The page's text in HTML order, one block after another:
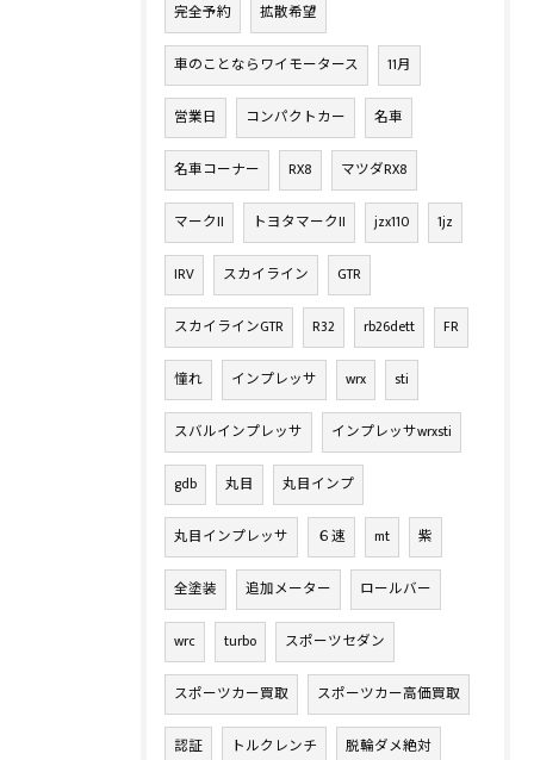
完全予約 拡散希望
車のことならワイモータース 11月
営業日 コンパクトカー 名車
名車コーナー RX8 マツダRX8
マークII トヨタマークII jzx110 1jz
IRV スカイライン GTR
スカイラインGTR R32 rb26dett FR
憧れ インプレッサ wrx sti
スバルインプレッサ インプレッサwrxsti
gdb 丸目 丸目インプ
丸目インプレッサ ６速 mt 紫
全塗装 追加メーター ロールバー
wrc turbo スポーツセダン
スポーツカー買取 スポーツカー高価買取
認証 トルクレンチ 脱輪ダメ絶対